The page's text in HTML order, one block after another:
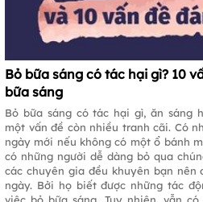
Bỏ bữa sáng có tác hại gì? 10
bữa sáng
Bỏ bữa sáng có tác hại gì, ăn sáng
một vấn đề còn nhiều tranh cãi. Có
ngày mới nếu không có một ổ bánh
có những người dễ dàng bỏ qua
các chuyên gia đều khuyên bạn
ngày. Bởi họ biết được những tác